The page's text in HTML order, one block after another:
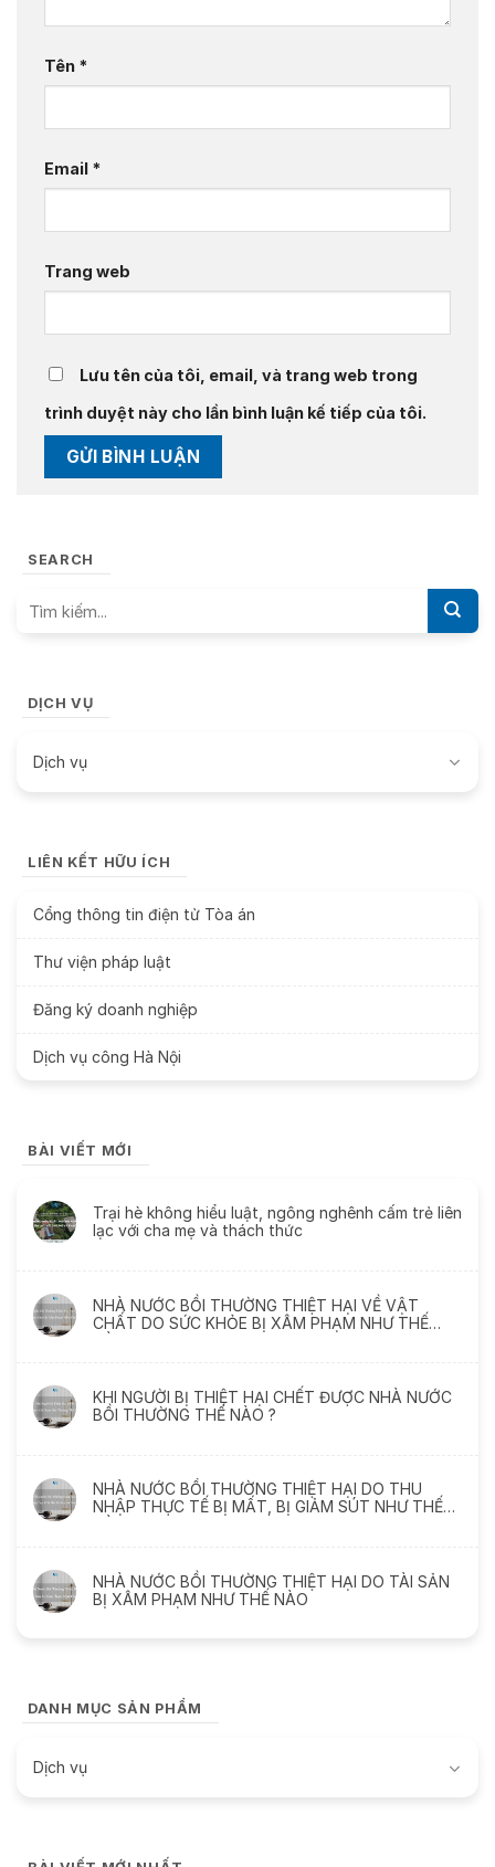
Tên *
Email *
Trang web
Lưu tên của tôi, email, và trang web trong
trình duyệt này cho lần bình luận kế tiếp của tôi.
SEARCH
DỊCH VỤ
Dịch vụ
LIÊN KẾT HỮU ÍCH
Cổng thông tin điện tử Tòa án
Thư viện pháp luật
Đăng ký doanh nghiệp
Dịch vụ công Hà Nội
BÀI VIẾT MỚI
Trại hè không hiểu luật, ngông nghênh cấm trẻ liên
lạc với cha mẹ và thách thức
NHÀ NƯỚC BỒI THƯỜNG THIỆT HẠI VỀ VẬT
CHẤT DO SỨC KHỎE BỊ XÂM PHẠM NHƯ THẾ
KHI NGƯỜI BỊ THIỆT HẠI CHẾT ĐƯỢC NHÀ NƯỚC
BỒI THƯỜNG THẾ NÀO ?
NHÀ NƯỚC BỒI THƯỜNG THIỆT HẠI DO THU
NHẬP THỰC TẾ BỊ MẤT, BỊ GIẢM SÚT NHƯ THẾ
NHÀ NƯỚC BỒI THƯỜNG THIỆT HẠI DO TÀI SẢN
BỊ XÂM PHẠM NHƯ THẾ NÀO
DANH MỤC SẢN PHẨM
Dịch vụ